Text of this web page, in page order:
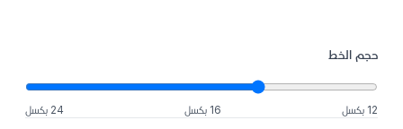
حجم الخط
12 بكسل 16 بكسل 24 بكسل